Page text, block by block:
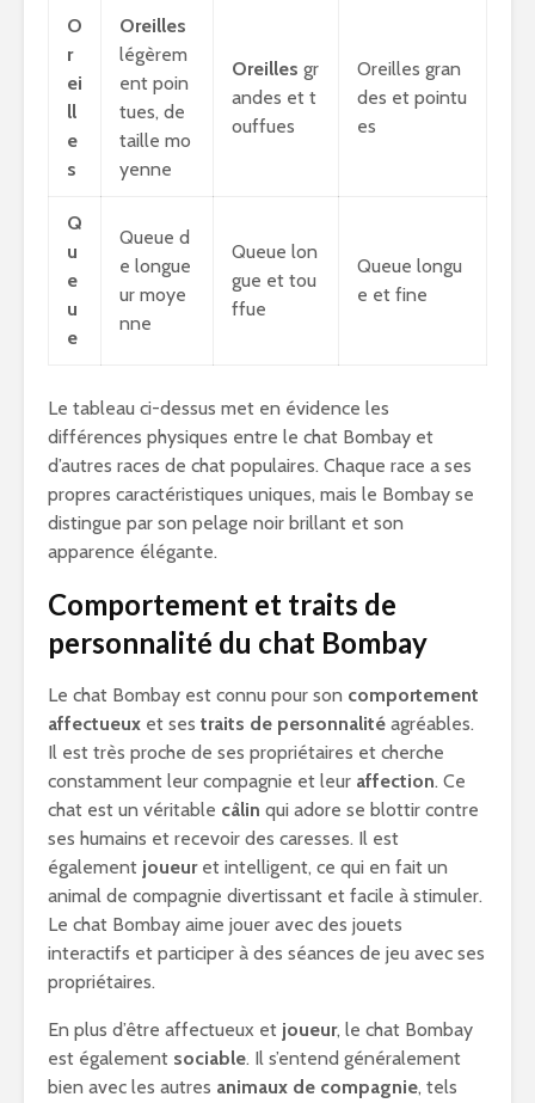
O
r
ei
ll
e
s
Oreilles
légèrem
ent poin
tues, de
taille mo
yenne
Oreilles gr
andes et t
ouffues
Oreilles gran
des et pointu
es
Q
u
e
u
e
Queue d
e longue
ur moye
nne
Queue lon
gue et tou
ffue
Queue longu
e et fine
Le tableau ci-dessus met en évidence les
différences physiques entre le chat Bombay et
d’autres races de chat populaires. Chaque race a ses
propres caractéristiques uniques, mais le Bombay se
distingue par son pelage noir brillant et son
apparence élégante.
Comportement et traits de
personnalité du chat Bombay
Le chat Bombay est connu pour son comportement
affectueux et ses traits de personnalité agréables.
Il est très proche de ses propriétaires et cherche
constamment leur compagnie et leur affection. Ce
chat est un véritable câlin qui adore se blottir contre
ses humains et recevoir des caresses. Il est
également joueuret intelligent, ce qui en fait un
animal de compagnie divertissant et facile à stimuler.
Le chat Bombay aime jouer avec des jouets
interactifs et participer à des séances de jeu avec ses
propriétaires.
En plus d’être affectueux et joueur, le chat Bombay
est également sociable. Il s’entend généralement
bien avec les autres animaux de compagnie, tels